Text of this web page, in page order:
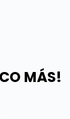
MÁS!